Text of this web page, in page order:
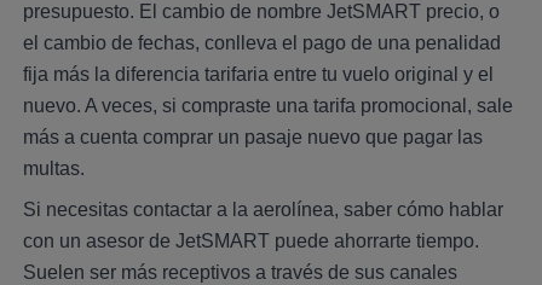
presupuesto. El cambio de nombre JetSMART precio, o
el cambio de fechas, conlleva el pago de una penalidad
fija más la diferencia tarifaria entre tu vuelo original y el
nuevo. A veces, si compraste una tarifa promocional, sale
más a cuenta comprar un pasaje nuevo que pagar las
multas.
Si necesitas contactar a la aerolínea, saber cómo hablar
con un asesor de JetSMART puede ahorrarte tiempo.
Suelen ser más receptivos a través de sus canales